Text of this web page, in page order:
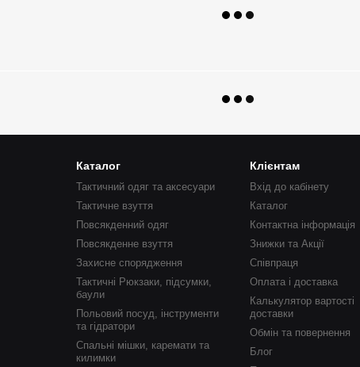
Каталог
Тактичний одяг та аксесуари
Тактичне взуття
Повсякденний одяг
Повсякденне взуття
Захисне спорядження
Тактичні Рюкзаки, підсумки,
баули
Польовий посуд, інструменти
та гідратори
Спальні мішки, каремати та
килимки
Клієнтам
Вхід до кабінету
Каталог
Контактна інформація
Знижки та Акції
Співпраця
Оплата і доставка
Калькулятор вартості
доставки
Обмін та повернення
Блог